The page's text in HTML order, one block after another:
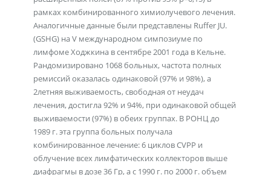
рамках комбинированного химиолучевого лечения.
Аналогичные данные были представлены Ruffer JU.
(GSHG) на V международном симпозиуме по
лимфоме Ходжкина в сентябре 2001 года в Кельне.
Рандомизировано 1068 больных, частота полных
ремиссий оказалась одинаковой (97% и 98%), а
2летняя выживаемость, свободная от неудач
лечения, достигла 92% и 94%, при одинаковой общей
выживаемости (97%) в обеих группах. В РОНЦ до
1989 г. эта группа больных получала
комбинированное лечение: 6 циклов CVPP и
облучение всех лимфатических коллекторов выше
диафрагмы в дозе 36 Гр, а с 1990 г. по 2000 г. объем